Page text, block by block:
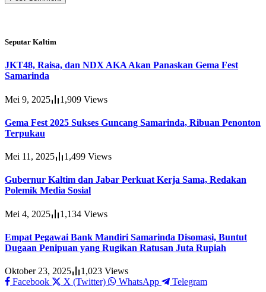
Seputar Kaltim
JKT48, Raisa, dan NDX AKA Akan Panaskan Gema Fest
Samarinda
Mei 9, 2025 1,909 Views
Gema Fest 2025 Sukses Guncang Samarinda, Ribuan Penonton
Terpukau
Mei 11, 2025 1,499 Views
Gubernur Kaltim dan Jabar Perkuat Kerja Sama, Redakan
Polemik Media Sosial
Mei 4, 2025 1,134 Views
Empat Pegawai Bank Mandiri Samarinda Disomasi, Buntut
Dugaan Penipuan yang Rugikan Ratusan Juta Rupiah
Oktober 23, 2025 1,023 Views
Facebook
X (Twitter) WhatsApp Telegram